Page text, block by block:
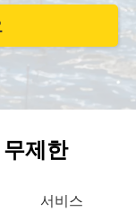
제한
서비스